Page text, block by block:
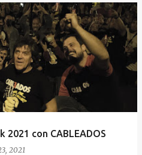
con CABLEADOS
2021